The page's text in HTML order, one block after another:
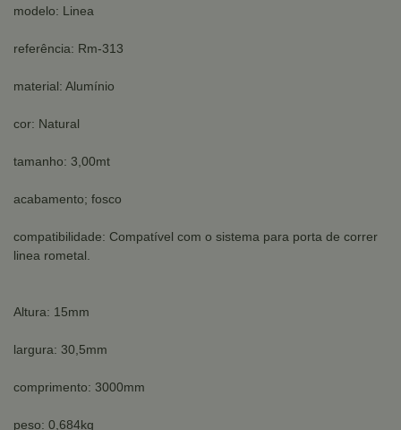
modelo: Linea
referência: Rm-313
material: Alumínio
cor: Natural
tamanho: 3,00mt
acabamento; fosco
compatibilidade: Compatível com o sistema para porta de correr
linea rometal.
Altura: 15mm
largura: 30,5mm
comprimento: 3000mm
peso: 0,684kg